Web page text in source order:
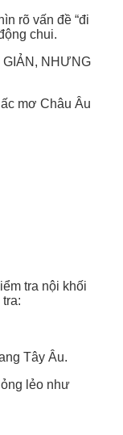
rõ vấn đề “đi
chui.
NHƯNG
mơ Châu Âu
tra nội khối
Tây Âu.
lẻo như